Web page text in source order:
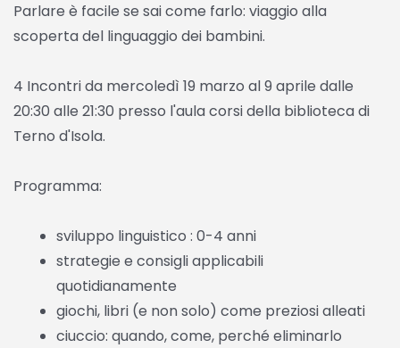
Parlare è facile se sai come farlo: viaggio alla
scoperta del linguaggio dei bambini.
4 Incontri da mercoledì 19 marzo al 9 aprile dalle
20:30 alle 21:30 presso l'aula corsi della biblioteca di
Terno d'Isola.
Programma:
sviluppo linguistico : 0-4 anni
strategie e consigli applicabili
quotidianamente
giochi, libri (e non solo) come preziosi alleati
ciuccio: quando, come, perché eliminarlo